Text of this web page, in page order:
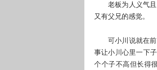
老板为人义气
又有父兄的感觉。
可小川说就在
事让小川心里一下
个个子不高但长得